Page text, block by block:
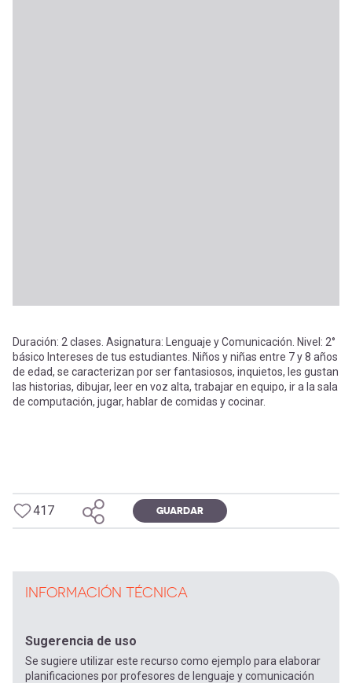
Duración: 2 clases. Asignatura: Lenguaje y Comunicación. Nivel: 2°
básico Intereses de tus estudiantes. Niños y niñas entre 7 y 8 años
de edad, se caracterizan por ser fantasiosos, inquietos, les gustan
las historias, dibujar, leer en voz alta, trabajar en equipo, ir a la sala
de computación, jugar, hablar de comidas y cocinar.
417 GUARDAR
INFORMACIÓN TÉCNICA
Sugerencia de uso
Se sugiere utilizar este recurso como ejemplo para elaborar
planificaciones por profesores de lenguaje y comunicación